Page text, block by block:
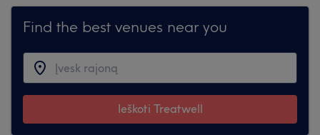
Find the best venues near you
Ieškoti Treatwell